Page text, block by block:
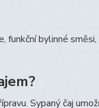
funkční bylinné
Sypaný čaj